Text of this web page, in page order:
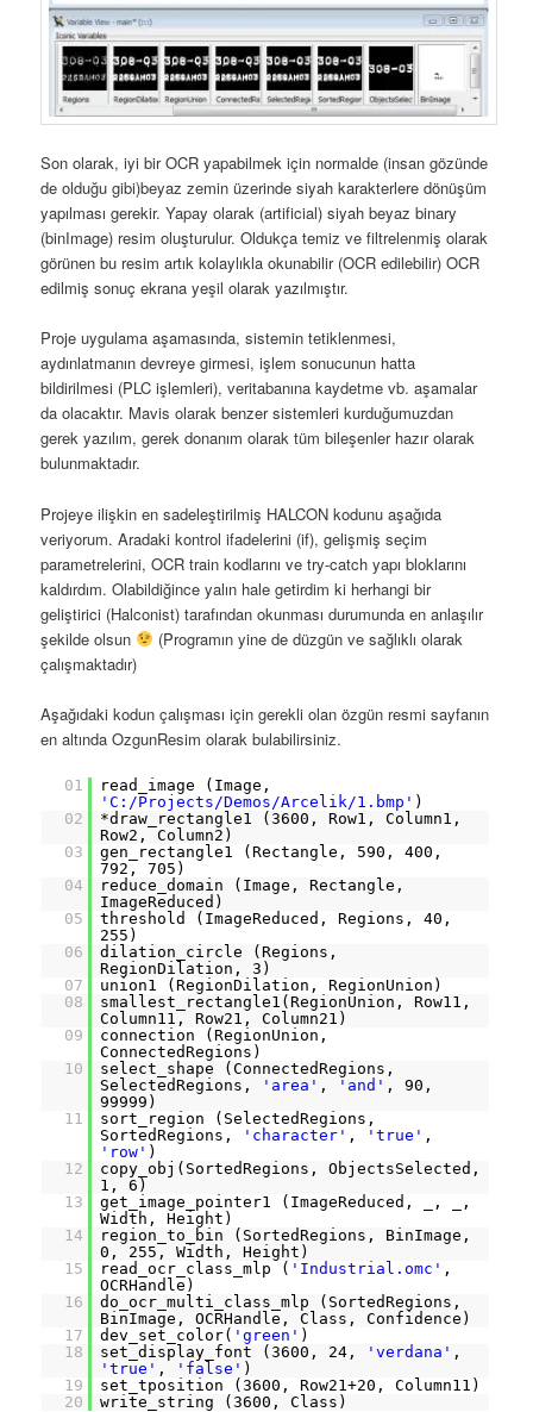
Son olarak, iyi bir OCR yapabilmek için normalde (insan gözünde
de olduğu gibi)beyaz zemin üzerinde siyah karakterlere dönüşüm
yapılması gerekir. Yapay olarak (artificial) siyah beyaz binary
(binImage) resim oluşturulur. Oldukça temiz ve filtrelenmiş olarak
görünen bu resim artık kolaylıkla okunabilir (OCR edilebilir) OCR
edilmiş sonuç ekrana yeşil olarak yazılmıştır.
Proje uygulama aşamasında, sistemin tetiklenmesi,
aydınlatmanın devreye girmesi, işlem sonucunun hatta
bildirilmesi (PLC işlemleri), veritabanına kaydetme vb. aşamalar
da olacaktır. Mavis olarak benzer sistemleri kurduğumuzdan
gerek yazılım, gerek donanım olarak tüm bileşenler hazır olarak
bulunmaktadır.
Projeye ilişkin en sadeleştirilmiş HALCON kodunu aşağıda
veriyorum. Aradaki kontrol ifadelerini (if), gelişmiş seçim
parametrelerini, OCR train kodlarını ve try-catch yapı bloklarını
kaldırdım. Olabildiğince yalın hale getirdim ki herhangi bir
geliştirici (Halconist) tarafından okunması durumunda en anlaşılır
şekilde olsun
(Programın yine de düzgün ve sağlıklı olarak
çalışmaktadır)
Aşağıdaki kodun çalışması için gerekli olan özgün resmi sayfanın
en altında OzgunResim olarak bulabilirsiniz.
01
read_image (Image,
'C:/Projects/Demos/Arcelik/1.bmp' )
02
*draw_rectangle1 (3600, Row1, Column1,
Row2, Column2)
03
gen_rectangle1 (Rectangle, 590, 400,
792, 705)
04
reduce_domain (Image, Rectangle,
ImageReduced)
05
threshold (ImageReduced, Regions, 40,
255)
06
dilation_circle (Regions,
RegionDilation, 3)
07
union1 (RegionDilation, RegionUnion)
08
smallest_rectangle1(RegionUnion, Row11,
Column11, Row21, Column21)
09
connection (RegionUnion,
ConnectedRegions)
10
select_shape (ConnectedRegions,
SelectedRegions,
'area' , 'and' , 90,
99999)
11
sort_region (SelectedRegions,
SortedRegions,
'character' , 'true' ,
'row' )
12
copy_obj(SortedRegions, ObjectsSelected,
1, 6)
13
get_image_pointer1 (ImageReduced, _, _,
Width, Height)
14
region_to_bin (SortedRegions, BinImage,
0, 255, Width, Height)
15
read_ocr_class_mlp ( 'Industrial.omc' ,
OCRHandle)
16
do_ocr_multi_class_mlp (SortedRegions,
BinImage, OCRHandle, Class, Confidence)
17
dev_set_color( 'green' )
18
set_display_font (3600, 24, 'verdana' ,
'true' , 'false' )
19
set_tposition (3600, Row21+20, Column11)
20
write_string (3600, Class)